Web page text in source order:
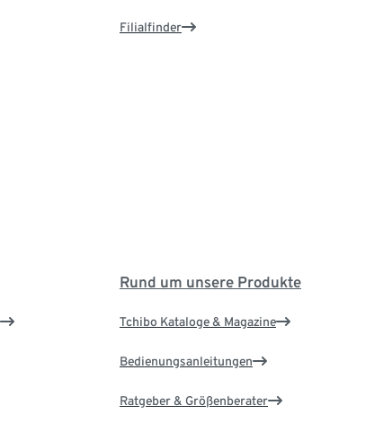
Filialfinder
Rund um unsere Produkte
Tchibo Kataloge & Magazine
Bedienungsanleitungen
Ratgeber & Größenberater